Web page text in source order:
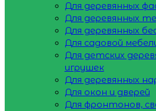
Для деревянных
Для деревянных
Для деревянных
Для садовой
Для детских
игрушек
Для деревянных
Для окон и дверей
Для фронтонов,